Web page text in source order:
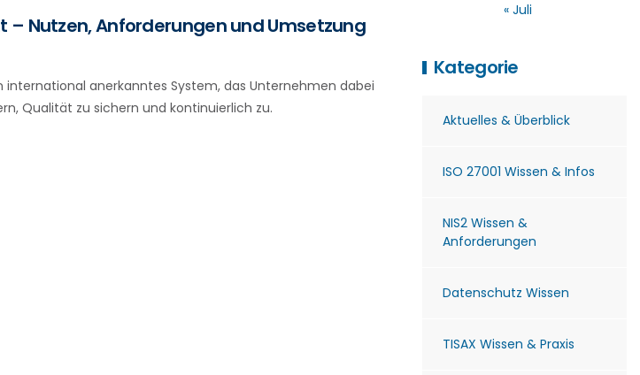
– Nutzen, Anforderungen und Umsetzung
anerkanntes System, das Unternehmen dabei
Qualität zu sichern und kontinuierlich zu.
« Juli
Kategorie
Aktuelles & Überblick
ISO 27001 Wissen & Infos
NIS2 Wissen &
Anforderungen
Datenschutz Wissen
TISAX Wissen & Praxis